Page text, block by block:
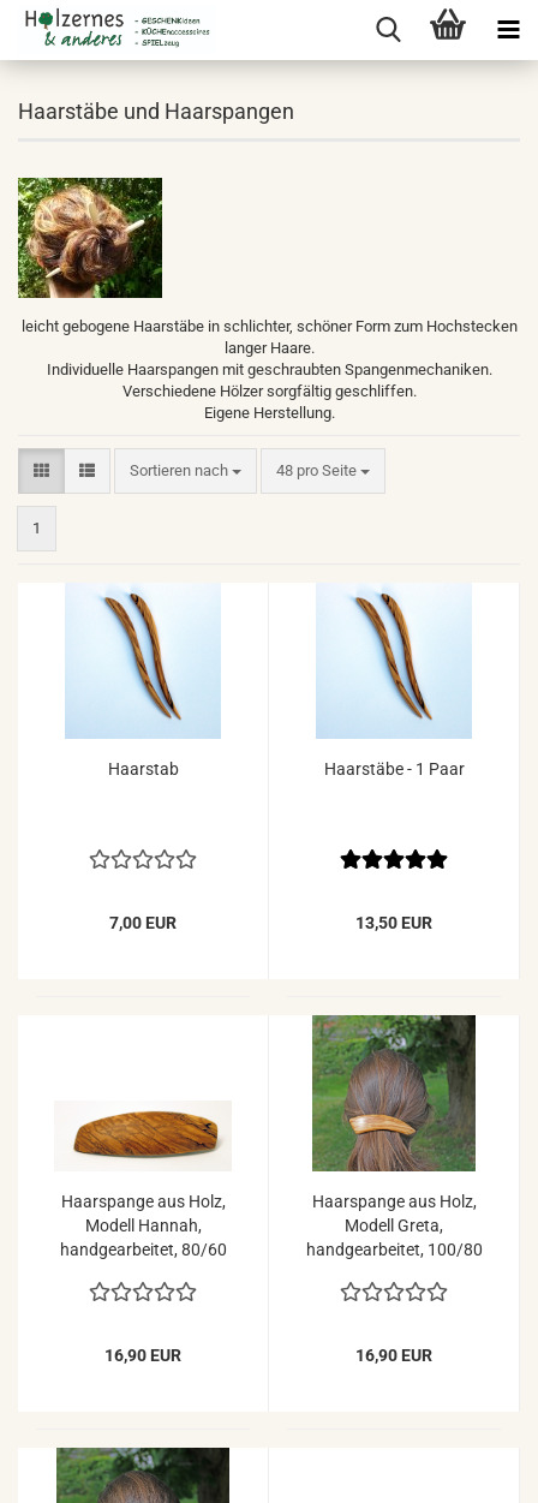
Haarstäbe und Haarspangen
leicht gebogene Haarstäbe in schlichter, schöner Form zum Hochstecken
langer Haare.
Individuelle Haarspangen mit geschraubten Spangenmechaniken.
Verschiedene Hölzer sorgfältig geschliffen.
Eigene Herstellung.
Sortieren nach
Sortieren nach 48 pro Seite
pro Seite
1
Haarstab
7,00 EUR
Haarstäbe - 1 Paar
13,50 EUR
Haarspange aus Holz,
Modell Hannah,
handgearbeitet, 80/60
16,90 EUR
Haarspange aus Holz,
Modell Greta,
handgearbeitet, 100/80
16,90 EUR